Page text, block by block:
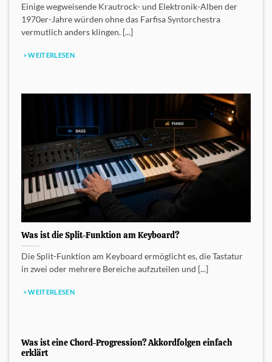
Einige wegweisende Krautrock- und Elektronik-Alben der
1970er-Jahre würden ohne das Farfisa Syntorchestra
vermutlich anders klingen. [...]
> WEITERLESEN
Was ist die Split-Funktion am Keyboard?
Die Split-Funktion am Keyboard ermöglicht es, die Tastatur
in zwei oder mehrere Bereiche aufzuteilen und [...]
> WEITERLESEN
Was ist eine Chord-Progression? Akkordfolgen einfach
erklärt